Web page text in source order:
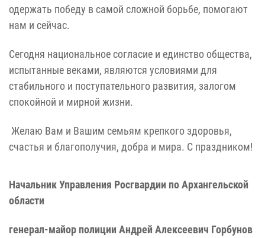
одержать победу в самой сложной борьбе, помогают
нам и сейчас.
Сегодня национальное согласие и единство общества,
испытанные веками, являются условиями для
стабильного и поступательного развития, залогом
спокойной и мирной жизни.
Желаю Вам и Вашим семьям крепкого здоровья,
счастья и благополучия, добра и мира. С праздником!
Начальник Управления Росгвардии по Архангельской
области
генерал-майор полиции Андрей Алексеевич Горбунов